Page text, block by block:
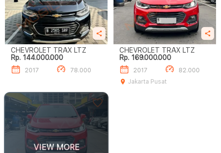
CHEVROLET TRAX LTZ
Rp. 144.000.000
2017 78.000
CHEVROLET TRAX LTZ
Rp. 169.000.000
2017
82.000
Jakarta Pusat
VIEW MORE